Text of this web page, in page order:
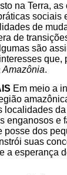
na Terra,
sociais
de
de
são
Amazônia.
Em meio a
localidades
enganosos e
posse dos
suas
a esperança